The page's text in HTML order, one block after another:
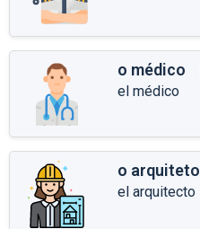
o médico
el médico
o arquiteto
el arquitecto